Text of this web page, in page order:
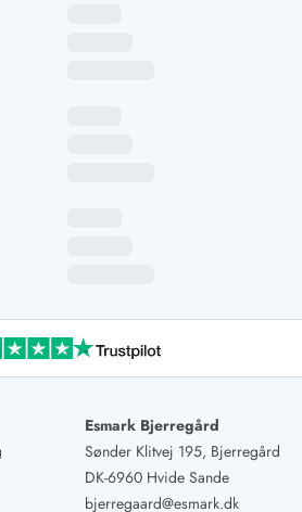
Esmark Bjerregård
Sønder Klitvej 195, Bjerregård
DK-6960 Hvide Sande
bjerregaard@esmark.dk